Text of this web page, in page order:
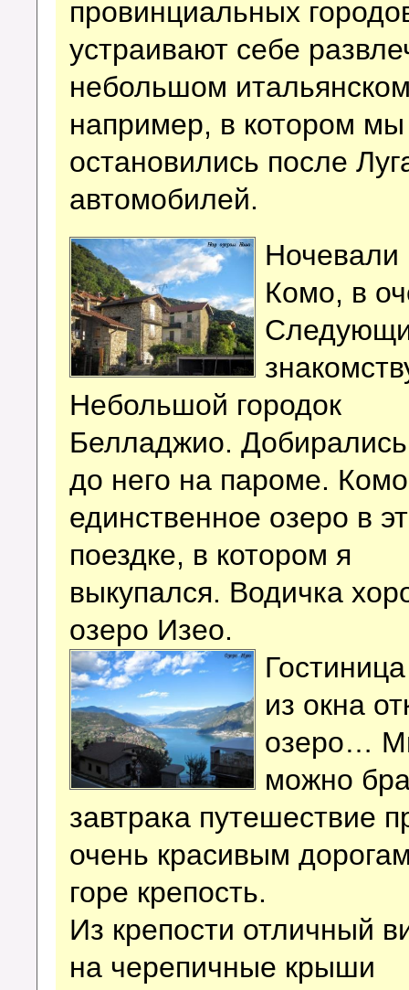
провинциальных
устраивают себе
небольшом
например, в котором мы
остановились после
автомобилей.
Ночевали
Комо, в
Небольшой городок
Белладжио. Добирались
до него на пароме.
единственное озеро в
поездке, в котором я
выкупался. Водичка
озеро Изео.
из окна
озеро…
можно
завтрака путешествие
очень красивым
горе крепость.
Из крепости отличный
на черепичные крыши